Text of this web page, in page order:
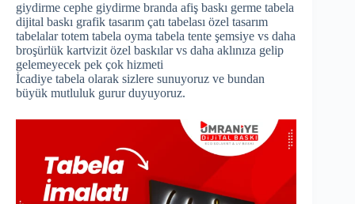
giydirme cephe giydirme branda afiş baskı germe tabela
dijital baskı grafik tasarım çatı tabelası özel tasarım
tabelalar totem tabela oyma tabela tente şemsiye vs daha
broşürlük kartvizit özel baskılar vs daha aklınıza gelip
gelemeyecek pek çok hizmeti
İcadiye tabela olarak sizlere sunuyoruz ve bundan
büyük mutluluk gurur duyuyoruz.